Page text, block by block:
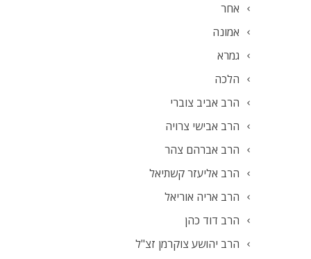
אחר
אמונה
גמרא
הלכה
הרב אביב צוברי
הרב אבישי צרויה
הרב אברהם צהר
הרב אליעזר קשתיאל
הרב אריה אוריאל
הרב דוד כהן
הרב יהושע צוקרמן זצ"ל